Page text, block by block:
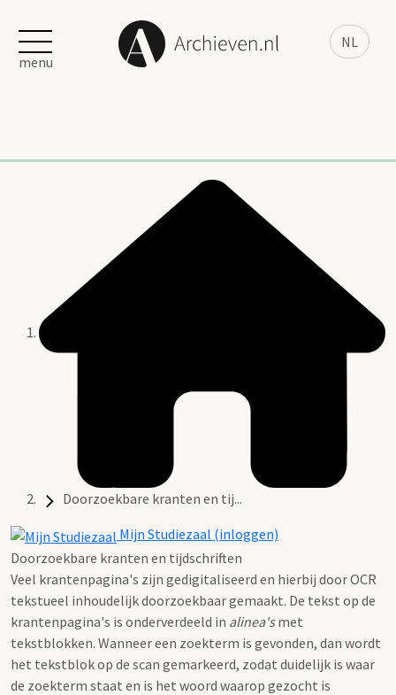
NL
menu
Doorzoekbare kranten en tij...
Mijn Studiezaal (inloggen)
Doorzoekbare kranten en tijdschriften
Veel krantenpagina's zijn gedigitaliseerd en hierbij door OCR
tekstueel inhoudelijk doorzoekbaar gemaakt. De tekst op de
krantenpagina's is onderverdeeld in alinea'smet
tekstblokken. Wanneer een zoekterm is gevonden, dan wordt
het tekstblok op de scan gemarkeerd, zodat duidelijk is waar
de zoekterm staat en is het woord waarop gezocht is